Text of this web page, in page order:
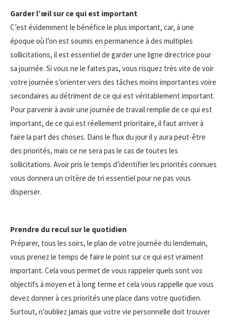
Garder l’œil sur ce qui est important
C’est évidemment le bénéfice le plus important, car, à une
époque où l’on est soumis en permanence à des multiples
sollicitations, il est essentiel de garder une ligne directrice pour
sa journée. Si vous ne le faites pas, vous risquez très vite de voir
votre journée s’orienter vers des tâches moins importantes voire
secondaires au détriment de ce qui est véritablement important.
Pour parvenir à avoir une journée de travail remplie de ce qui est
important, de ce qui est réellement prioritaire, il faut arriver à
faire la part des choses. Dans le flux du jour il y aura peut-être
des priorités, mais ce ne sera pas le cas de toutes les
sollicitations. Avoir pris le temps d’identifier les priorités connues
vous donnera un critère de tri essentiel pour ne pas vous
disperser.
Prendre du recul sur le quotidien
Préparer, tous les soirs, le plan de votre journée du lendemain,
vous prenez le temps de faire le point sur ce qui est vraiment
important. Cela vous permet de vous rappeler quels sont vos
objectifs à moyen et à long terme et cela vous rappelle que vous
devez donner à ces priorités une place dans votre quotidien.
Surtout, n’oubliez jamais que votre vie personnelle doit trouver